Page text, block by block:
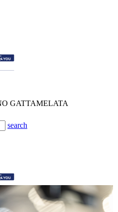
GATTAMELATA
search
GATTAMELATA